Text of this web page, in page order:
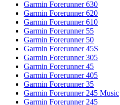
Garmin Forerunner 630
Garmin Forerunner 620
Garmin Forerunner 610
Garmin Forerunner 55
Garmin Forerunner 50
Garmin Forerunner 45S
Garmin Forerunner 305
Garmin Forerunner 45
Garmin Forerunner 405
Garmin Forerunner 35
Garmin Forerunner 245 Music
Garmin Forerunner 245